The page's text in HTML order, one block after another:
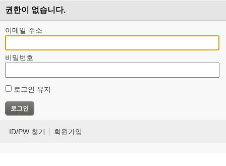
권한이 없습니다.
이메일 주소
비밀번호
로그인 유지
ID/PW 찾기 회원가입